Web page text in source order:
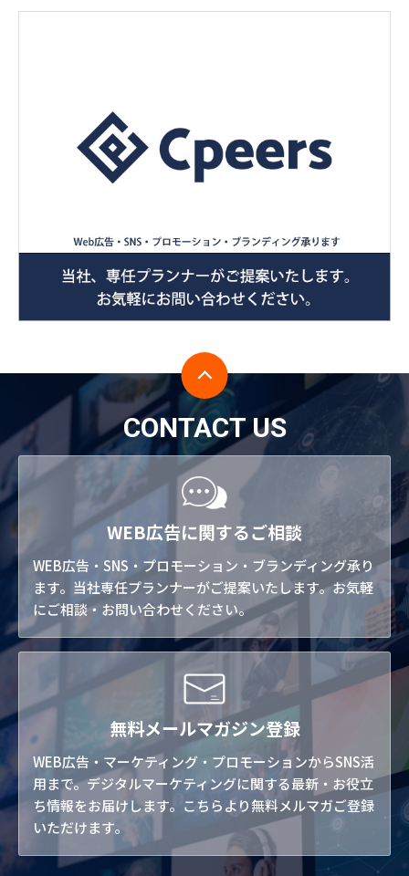
CONTACT US
WEB広告に関するご相談
WEB広告・SNS・プロモーション・ブランディング承り
ます。当社専任プランナーがご提案いたします。お気軽
にご相談・お問い合わせください。
無料メールマガジン登録
WEB広告・マーケティング・プロモーションからSNS活
用まで。デジタルマーケティングに関する最新・お役立
ち情報をお届けします。こちらより無料メルマガご登録
いただけます。